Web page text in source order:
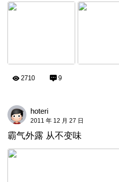
2710 9
hoteri
2011 年 12 月 27 日
霸气外露 从不变味